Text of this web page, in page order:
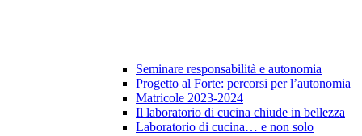
Seminare responsabilità e autonomia
Progetto al Forte: percorsi per l’autonomia
Matricole 2023-2024
Il laboratorio di cucina chiude in bellezza
Laboratorio di cucina… e non solo